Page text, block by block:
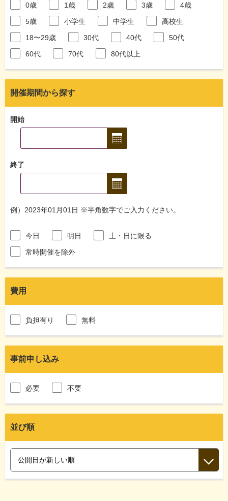
0歳
1歳 2歳 3歳
4歳
5歳
小学生 中学生
高校生
18〜29歳
30代 40代
50代
60代
70代 80代以上
開催期間から探す
開始
終了
例）2023年01月01日 ※半角数字でご入力ください。
今日 明日
土・日に限る
常時開催を除外
費用
負担有り 無料
事前申し込み
必要 不要
並び順